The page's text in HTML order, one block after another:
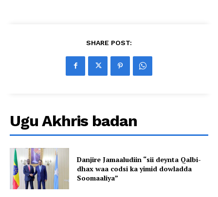
SHARE POST:
Ugu Akhris badan
Danjire Jamaaludiin “sii deynta Qalbi-
dhax waa codsi ka yimid dowladda
Soomaaliya”